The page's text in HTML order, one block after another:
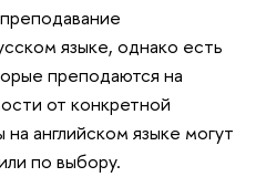
языке, однако есть
преподаются на
от конкретной
английском языке могут
по выбору.